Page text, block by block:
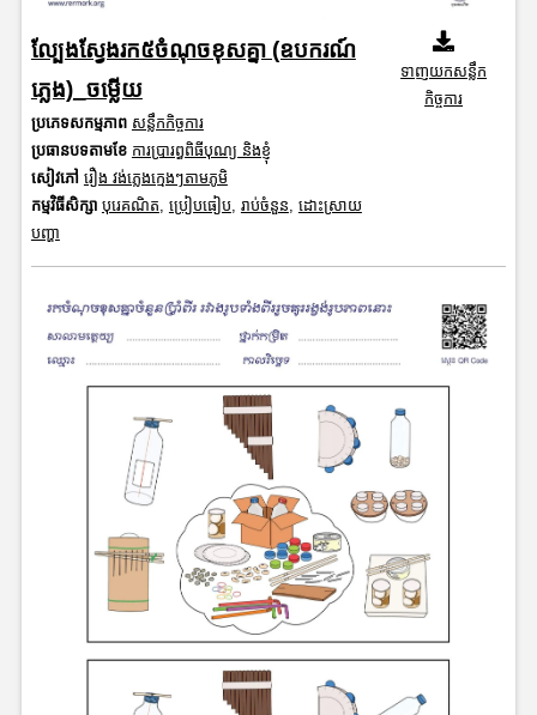
ល្បែងស្វែងរក៥ចំណុចខុសគ្នា (ឧបករណ៍
ភ្លេង)_ចម្លើយ
ប្រភេទសកម្មភាព សន្លឹកកិច្ចការ
ប្រធានបទតាមខែ ការប្រារព្ធពិធីបុណ្យ និងខ្ញុំ
សៀវភៅ រឿង វង់ភ្លេងក្មេងៗតាមភូមិ
កម្មវិធីសិក្សា បុរេគណិត, ប្រៀបធៀប, រាប់ចំនួន, ដោះស្រាយ
បញ្ហា
ទាញយកសន្លឹក
កិច្ចការ